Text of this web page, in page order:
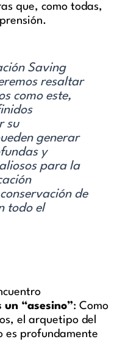
que, como todas,
Saving
resaltar
como este,
su
generar
y
para la
de
todo el
un “asesino”: Como
el arquetipo del
es profundamente